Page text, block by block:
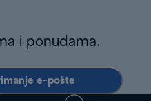
i ponudama.
e-pošte